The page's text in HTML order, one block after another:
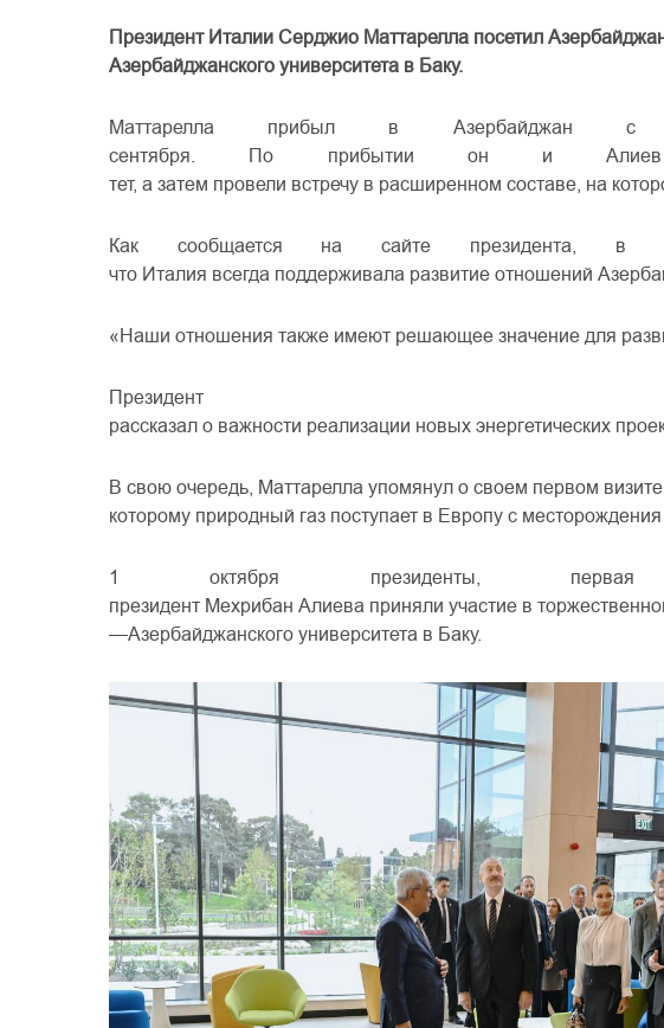
Президент ИталииСерджио Маттарелла посетил
Азербайджанскогоуниверситета в Баку.
Маттарелла прибыл в Азербайджан с
сентября. По прибытии он и Алиев
тет, а затем провели встречу в расширенном составе, на
Как сообщается на сайте президента, в
что Италия всегда поддерживала развитиеотношений
«Наши отношения также имеют решающеезначениедля
Президент
рассказало важности реализации новыхэнергетических
В своюочередь, Маттарелла упомянулосвоем первом визите
которому природный газ поступает в Европус месторождения
1 октября президенты, первая
президент Мехрибан Алиева приняли участие в
—Азербайджанскогоуниверситета в Баку.